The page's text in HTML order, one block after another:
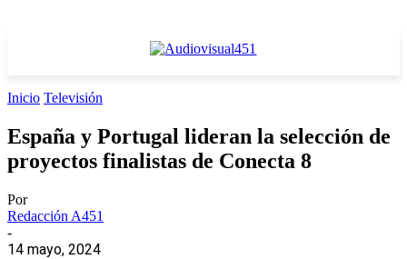
Inicio Televisión
España y Portugal lideran la selección de
proyectos finalistas de Conecta 8
Por
Redacción A451
-
14 mayo, 2024